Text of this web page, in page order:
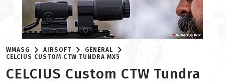
WMASG AIRSOFT
GENERAL
CELCIUS CUSTOM CTW TUNDRA MX5
CELCIUS Custom CTW Tundra